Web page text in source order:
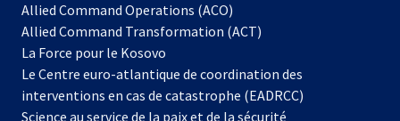
Allied Command Operations (ACO)
dans
nouvel
onglet
Allied Command Transformation (ACT)
La Force pour le Kosovo
dans
un
nouvel
Le Centre euro-atlantique de coordination des
interventions en cas de catastrophe (EADRCC)
Science au service de la paix et de la sécurité